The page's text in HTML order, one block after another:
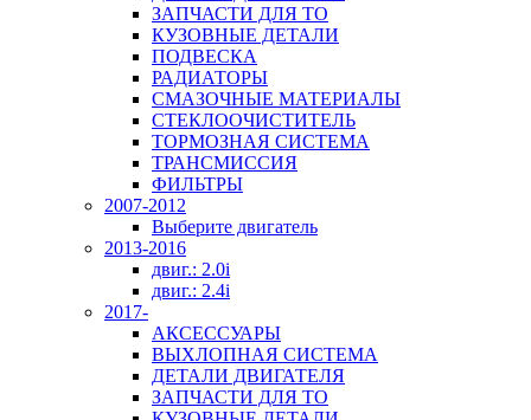
ЗАПЧАСТИ ДЛЯ ТО
КУЗОВНЫЕ ДЕТАЛИ
ПОДВЕСКА
РАДИАТОРЫ
СМАЗОЧНЫЕ МАТЕРИАЛЫ
СТЕКЛООЧИСТИТЕЛЬ
ТОРМОЗНАЯ СИСТЕМА
ТРАНСМИССИЯ
ФИЛЬТРЫ
2007-2012
Выберите двигатель
2013-2016
двиг.: 2.0i
двиг.: 2.4i
2017-
АКСЕССУАРЫ
ВЫХЛОПНАЯ СИСТЕМА
ДЕТАЛИ ДВИГАТЕЛЯ
ЗАПЧАСТИ ДЛЯ ТО